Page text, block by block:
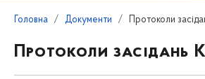
Головна Документи Протоколи
Протоколи засідань